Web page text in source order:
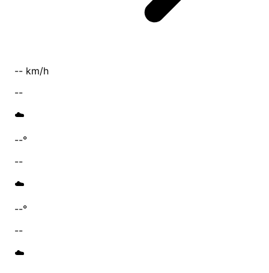
-- km/h
--
☁️
--°
--
☁️
--°
--
☁️